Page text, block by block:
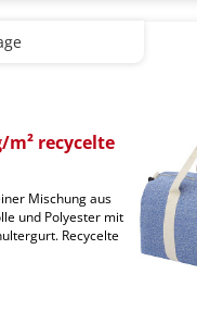
m² recycelte
Mischung aus
und Polyester mit
Recycelte